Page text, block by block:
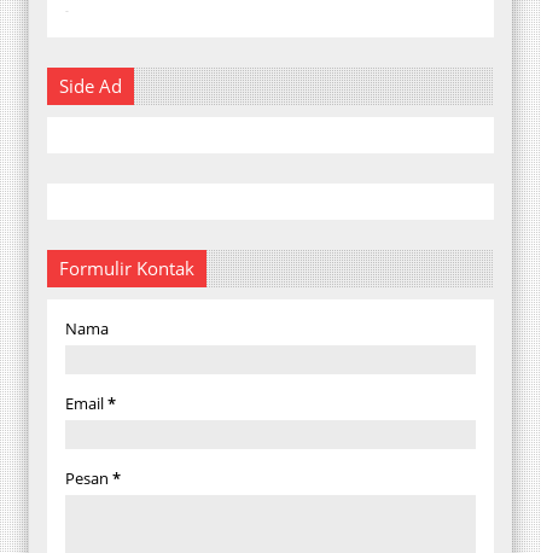
-
Side Ad
Formulir Kontak
Nama
Email*
Pesan *